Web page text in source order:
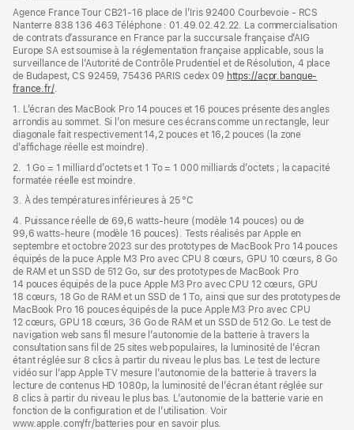
une
nouvelle
fenêtre)
Agence France Tour CB21-16 place de l’Iris 92400 Courbevoie - RCS
Nanterre 838 136 463 Téléphone : 01.49.02.42.22. La commercialisation
de contrats d’assurance en France par la succursale française d’AIG
Europe SA est soumise à la réglementation française applicable, sous la
surveillance de l’Autorité de Contrôle Prudentiel et de Résolution, 4 place
de Budapest, CS 92459, 75436 PARIS cedex 09 https://acpr.banque-
france.fr/(s’ouvre
une
nouvelle
fenêtre)
.
1. L’écran des MacBook Pro 14 pouces et 16 pouces présente des angles
arrondis au sommet. Si l’on mesure ces écrans comme un rectangle, leur
diagonale fait respectivement 14,2 pouces et 16,2 pouces (la zone
d’affichage réelle est moindre).
2. 1 Go = 1 milliard d’octets et 1 To = 1 000 milliards d’octets ; la capacité
formatée réelle est moindre.
3. À des températures inférieures à 25 °C
4. Puissance réelle de 69,6 watts-heure (modèle 14 pouces) ou de
99,6 watts-heure (modèle 16 pouces). Tests réalisés par Apple en
septembre et octobre 2023 sur des prototypes de MacBook Pro 14 pouces
équipés de la puce Apple M3 Pro avec CPU 8 cœurs, GPU 10 cœurs, 8 Go
de RAM et un SSD de 512 Go, sur des prototypes de MacBook Pro
14 pouces équipés de la puce Apple M3 Pro avec CPU 12 cœurs, GPU
18 cœurs, 18 Go de RAM et un SSD de 1 To, ainsi que sur des prototypes de
MacBook Pro 16 pouces équipés de la puce Apple M3 Pro avec CPU
12 cœurs, GPU 18 cœurs, 36 Go de RAM et un SSD de 512 Go. Le test de
navigation web sans fil mesure l’autonomie de la batterie à travers la
consultation sans fil de 25 sites web populaires, la luminosité de l’écran
étant réglée sur 8 clics à partir du niveau le plus bas. Le test de lecture
vidéo sur l’app Apple TV mesure l’autonomie de la batterie à travers la
lecture de contenus HD 1080p, la luminosité de l’écran étant réglée sur
8 clics à partir du niveau le plus bas. L’autonomie de la batterie varie en
fonction de la configuration et de l’utilisation. Voir
www.apple.com/fr/batteries pour en savoir plus.